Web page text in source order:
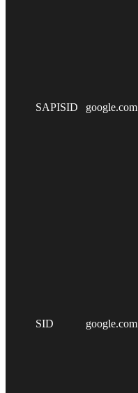
SAPISID google.com
SID google.com